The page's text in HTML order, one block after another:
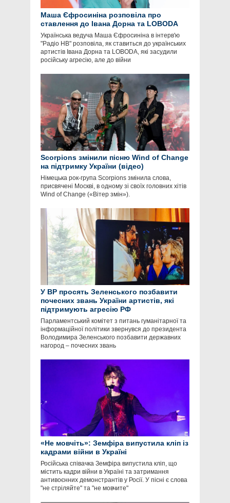
Маша Єфросиніна розповіла про
ставлення до Івана Дорна та LOBODA
Українська ведуча Маша Єфросиніна в інтерв'ю
"Радіо НВ" розповіла, як ставиться до українських
артистів Івана Дорна та LOBODA, які засудили
російську агресію, але до війни
Scorpions змінили пісню Wind of Change
на підтримку України (відео)
Німецька рок-група Scorpions змінила слова,
присвячені Москві, в одному зі своїх головних хітів
Wind of Change («Вітер змін»).
У ВР просять Зеленського позбавити
почесних звань України артистів, які
підтримують агресію РФ
Парламентський комітет з питань гуманітарної та
інформаційної політики звернувся до президента
Володимира Зеленського позбавити державних
нагород – почесних звань
«Не мовчіть»: Земфіра випустила кліп із
кадрами війни в Україні
Російська співачка Земфіра випустила кліп, що
містить кадри війни в Україні та затримання
антивоєнних демонстрантів у Росії. У пісні є слова
"не стріляйте" та "не мовчите"